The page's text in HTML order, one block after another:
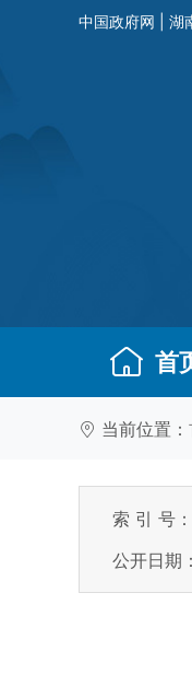
中国政府网 湖
首
当前位置：
索 引 号
公开日